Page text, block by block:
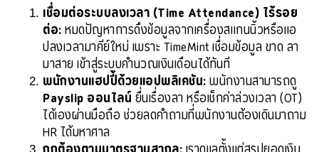
เชื่อมต่อระบบลงเวลา (Time Attendance) ไร้รอย
ต่อ: หมดปัญหาการดึงข้อมูลจากเครื่องสแกนนิ้วหรือแอ
ปลงเวลามาคีย์ใหม่ เพราะ TimeMint เชื่อมข้อมูล ขาด ลา
มาสาย เข้าสู่ระบบคำนวณเงินเดือนได้ทันที
พนักงานแฮปปี้ด้วยแอปพลิเคชัน: พนักงานสามารถดู
Payslip ออนไลน์ ยื่นเรื่องลา หรือเช็กค่าล่วงเวลา (OT)
ได้เองผ่านมือถือ ช่วยลดคำถามที่พนักงานต้องเดินมาถาม
HR ได้มหาศาล